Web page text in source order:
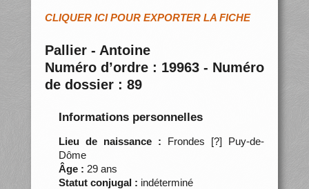
CLIQUER ICI POUR EXPORTER LA FICHE
Pallier - Antoine
Numéro d’ordre : 19963 - Numéro
de dossier : 89
Informations personnelles
Lieu de naissance : Frondes [?] Puy-de-
Dôme
Âge : 29 ans
Statut conjugal : indéterminé